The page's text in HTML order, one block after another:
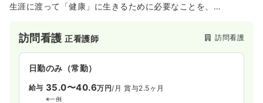
生涯に渡って「健康」に生きるために必要なことを、
ロングライフサポーターズを目指しています。
すべての子どもたちが、病気や障害の有無・程度に関わらず、
同じ社会の中で、色々なことを学び、経験し、成長し、暮らす
ことができる社会。
やがて、その子どもたちが大人となり、最後の瞬間を迎えるま
訪問看護正看護師 訪問看護
日勤のみ（常勤）
給与 35.0〜40.6万円/月 賞与2.5ヶ月
※一例